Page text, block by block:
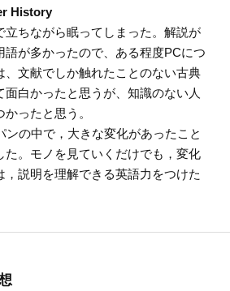
History
立ちながら眠ってしまった。解説が
語が多かったので、ある程度PCにつ
、文献でしか触れたことのない古典
面白かったと思うが、知識のない人
かったと思う。
ンの中で，大きな変化があったこと
た。モノを見ていくだけでも，変化
，説明を理解できる英語力をつけた